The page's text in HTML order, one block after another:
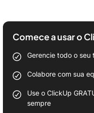
Comece a usar o
Gerencie todo o seu
Colabore com sua
Use o ClickUp
sempre